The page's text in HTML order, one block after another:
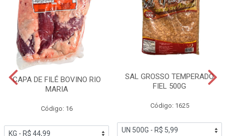
CAPA DE FILÉ BOVINO RIO
MARIA
Código: 16
SAL GROSSO TEMPERADO
FIEL 500G
Código: 1625